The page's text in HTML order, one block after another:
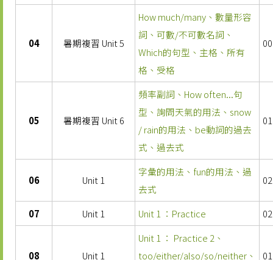
04 暑期複習 Unit 5
How much/many、數量形容
詞、可數/不可數名詞、
Which的句型、主格、所有
格、受格
05 暑期複習 Unit 6
頻率副詞、How often...句
型、詢問天氣的用法、snow
/ rain的用法、be動詞的過去
式、過去式
06 Unit 1
字彙的用法、fun的用法、過
去式
07 Unit 1 Unit 1 ：Practice
08 Unit 1
Unit 1 ： Practice 2、
too/either/also/so/neither、